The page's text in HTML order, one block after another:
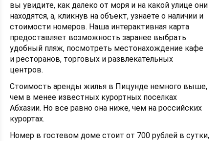
вы увидите, как далеко от моря и на какой улице они
находятся, а, кликнув на объект, узнаете о наличии и
стоимости номеров. Наша интерактивная карта
предоставляет возможность заранее выбрать
удобный пляж, посмотреть местонахождение кафе
и ресторанов, торговых и развлекательных
центров.
Стоимость аренды жилья в Пицунде немного выше,
чем в менее известных курортных поселках
Абхазии. Но все равно она ниже, чем на российских
курортах.
Номер в гостевом доме стоит от 700 рублей в сутки,